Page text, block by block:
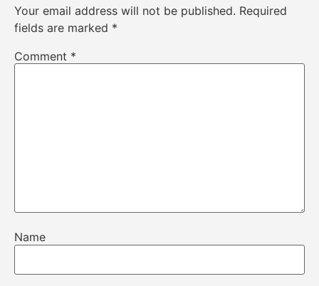
Your email address will not be published. Required
fields are marked *
Comment *
Name